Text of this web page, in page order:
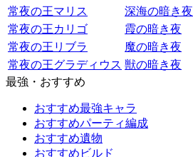
常夜の王マリス
深海の暗き夜
常夜の王カリゴ
霞の暗き夜
常夜の王リブラ
魔の暗き夜
常夜の王グラディウス 獣の暗き夜
最強・おすすめ
おすすめ最強キャラ
おすすめパーティ編成
おすすめ遺物
おすすめビルド